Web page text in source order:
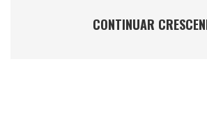
CONTINUAR